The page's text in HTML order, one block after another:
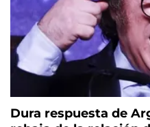
Dura respuesta de